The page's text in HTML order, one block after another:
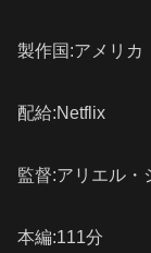
製作国:アメリカ
配給:Netflix
監督:アリエル・
本編:111分